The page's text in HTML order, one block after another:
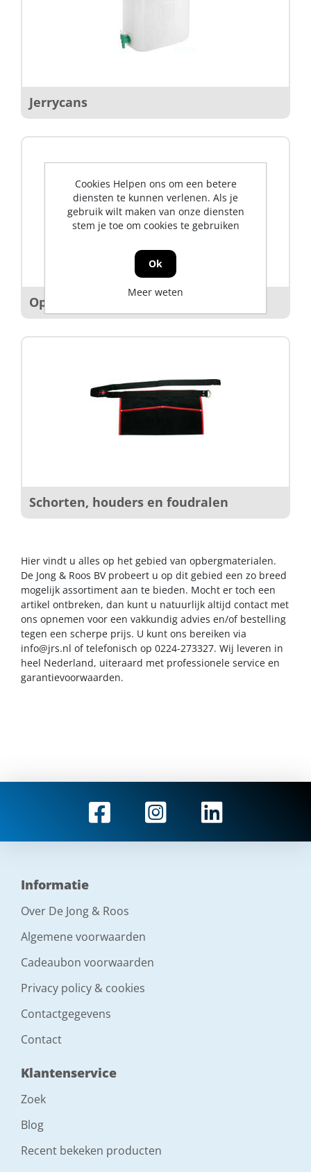
Jerrycans
Opbergboxen
Schorten, houders en foudralen
Hier vindt u alles op het gebied van opbergmaterialen.
De Jong & Roos BV probeert u op dit gebied een zo breed
mogelijk assortiment aan te bieden. Mocht er toch een
artikel ontbreken, dan kunt u natuurlijk altijd contact met
ons opnemen voor een vakkundig advies en/of bestelling
tegen een scherpe prijs. U kunt ons bereiken via
info@jrs.nl of telefonisch op 0224-273327. Wij leveren in
heel Nederland, uiteraard met professionele service en
garantievoorwaarden.
Informatie
Over De Jong & Roos
Algemene voorwaarden
Cadeaubon voorwaarden
Privacy policy & cookies
Contactgegevens
Contact
Klantenservice
Zoek
Blog
Recent bekeken producten
Cookies Helpen ons om een betere
diensten te kunnen verlenen. Als je
gebruik wilt maken van onze diensten
stem je toe om cookies te gebruiken
Ok
Meer weten